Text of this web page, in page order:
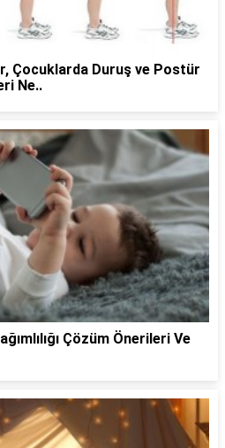
Çocuklarda Duruş ve Postür
Ne..
Çözüm Önerileri Ve